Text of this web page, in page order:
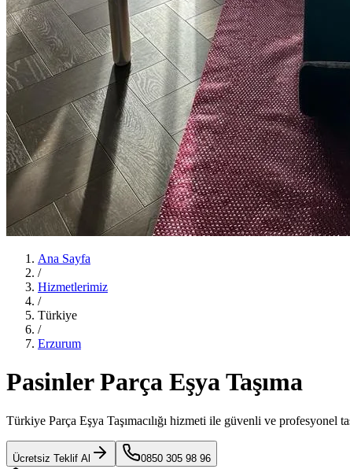
Ana Sayfa
/
Hizmetlerimiz
/
Türkiye
/
Erzurum
Pasinler Parça Eşya Taşıma
Türkiye Parça Eşya Taşımacılığı hizmeti ile güvenli ve profesyonel
Ücretsiz Teklif Al 0850 305 98 96